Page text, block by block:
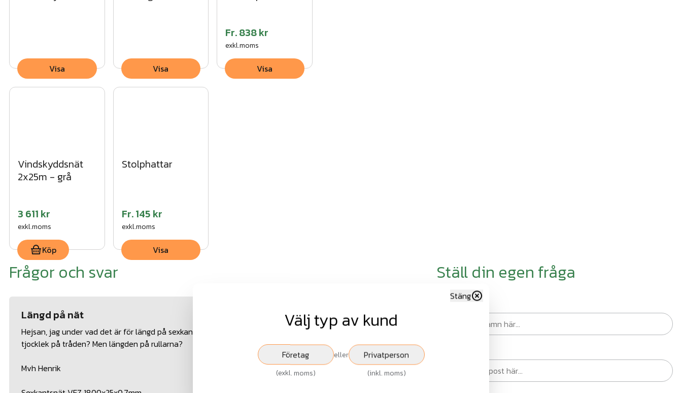
Visa Visa
Fr.838 kr
exkl.moms
Visa
Vindskyddsnät
2x25m - grå
3 611 kr
exkl.moms
Köp
Stolphattar
Fr.145 kr
exkl.moms
Visa
Frågor och svar
2026-07-09
Längd på nät
Hejsan, jag under vad det är för längd på sexkantsnätet? Höjd 1800mm, maskstorlek 25mm och 0,7mm
tjocklek på tråden? Men längden på rullarna?
Mvh Henrik
Ställ din egen fråga
Namn
Välj typ av kund
Stäng
Företag
(exkl. moms)
eller Privatperson
(inkl. moms)